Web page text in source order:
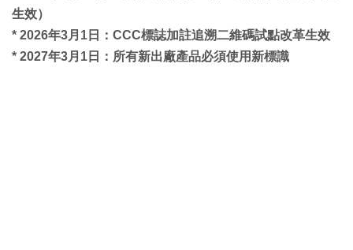
生效）
* 2026年3月1日：CCC標誌加註追溯二維碼試點改革生效
* 2027年3月1日：所有新出廠產品必須使用新標識